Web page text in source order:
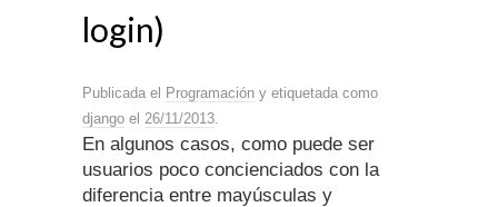
login)
Publicada el Programación y etiquetada como
django el 26/11/2013
En algunos casos, como puede ser
usuarios poco concienciados con la
diferencia entre mayúsculas y